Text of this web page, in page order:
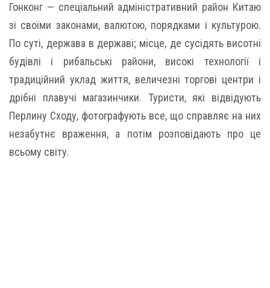
Гонконг — спеціальний адміністративний район Китаю
зі своїми законами, валютою, порядками і культурою.
По суті, держава в державі; місце, де сусідять висотні
будівлі і рибальські райони, високі технології і
традиційний уклад життя, величезні торгові центри і
дрібні плавучі магазинчики. Туристи, які відвідують
Перлину Сходу, фотографують все, що справляє на них
незабутнє враження, а потім розповідають про це
всьому світу.